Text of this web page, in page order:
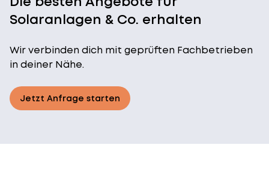
Solaranlagen & Co. erhalten
Wir verbinden dich mit geprüften Fachbetrieben
in deiner Nähe.
Jetzt Anfrage starten